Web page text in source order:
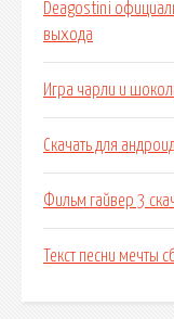
Deagostini
выхода
Игра чарли и
Скачать для
Фильм гайвер 3
Текст песни мечты